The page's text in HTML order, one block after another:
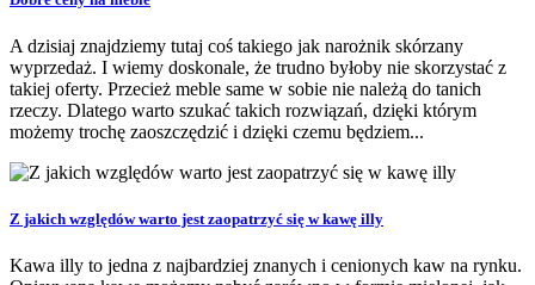
A dzisiaj znajdziemy tutaj coś takiego jak narożnik skórzany
wyprzedaż. I wiemy doskonale, że trudno byłoby nie skorzystać z
takiej oferty. Przecież meble same w sobie nie należą do tanich
rzeczy. Dlatego warto szukać takich rozwiązań, dzięki którym
możemy trochę zaoszczędzić i dzięki czemu będziem...
Z jakich względów warto jest zaopatrzyć się w kawę illy
Kawa illy to jedna z najbardziej znanych i cenionych kaw na rynku.